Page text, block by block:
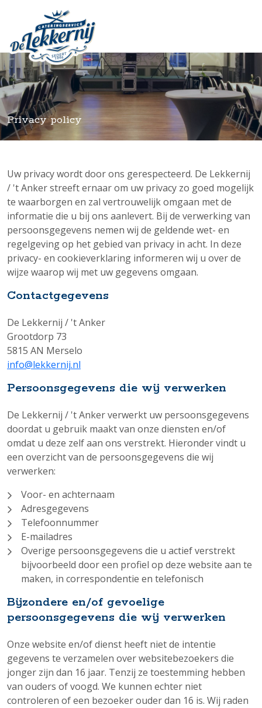
Privacy policy
Uw privacy wordt door ons gerespecteerd. De Lekkernij
/ 't Anker streeft ernaar om uw privacy zo goed mogelijk
te waarborgen en zal vertrouwelijk omgaan met de
informatie die u bij ons aanlevert. Bij de verwerking van
persoonsgegevens nemen wij de geldende wet- en
regelgeving op het gebied van privacy in acht. In deze
privacy- en cookieverklaring informeren wij u over de
wijze waarop wij met uw gegevens omgaan.
Contactgegevens
De Lekkernij / 't Anker
Grootdorp 73
5815 AN Merselo
info@lekkernij.nl
Persoonsgegevens die wij verwerken
De Lekkernij / 't Anker verwerkt uw persoonsgegevens
doordat u gebruik maakt van onze diensten en/of
omdat u deze zelf aan ons verstrekt. Hieronder vindt u
een overzicht van de persoonsgegevens die wij
verwerken:
Voor- en achternaam
Adresgegevens
Telefoonnummer
E-mailadres
Overige persoonsgegevens die u actief verstrekt
bijvoorbeeld door een profiel op deze website aan te
maken, in correspondentie en telefonisch
Bijzondere en/of gevoelige
persoonsgegevens die wij verwerken
Onze website en/of dienst heeft niet de intentie
gegevens te verzamelen over websitebezoekers die
jonger zijn dan 16 jaar. Tenzij ze toestemming hebben
van ouders of voogd. We kunnen echter niet
controleren of een bezoeker ouder dan 16 is. Wij raden